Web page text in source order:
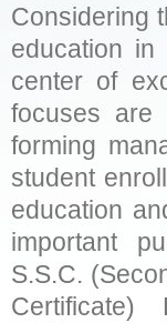
Considering
education
center of
focuses are
forming
student
education
important
S.S.C.